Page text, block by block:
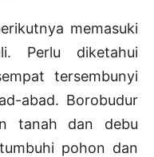
memasuki
Perlu diketahui
tersembunyi
abad. Borobudur
tanah dan debu
pohon dan